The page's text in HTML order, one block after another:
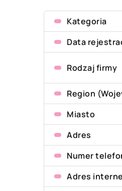
Kategoria
Data
Rodzaj firmy
Region
Miasto
Adres
Numer
Adres